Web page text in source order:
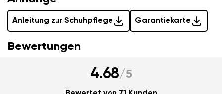
Anleitung zur Schuhpflege Garantiekarte
Bewertungen
4.68/5